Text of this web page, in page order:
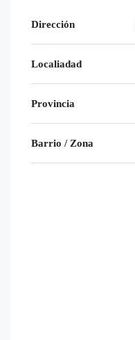
Dirección
Localiadad
Provincia
Barrio / Zona